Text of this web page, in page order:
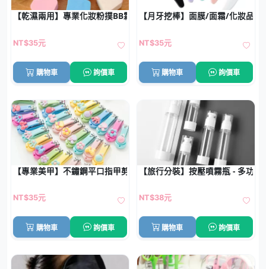
【乾濕兩用】專業化妝粉撲BB霜海綿 - 盒裝柔軟細膩粉撲
NT$35元
購物車 詢價車
【月牙挖棒】面膜/面霜/化妝品
NT$35元
購物車 詢價車
【專業美甲】不鏽鋼平口指甲剪 - 可愛造型修甲工具
NT$35元
購物車 詢價車
【旅行分裝】按壓噴霧瓶 - 多功
NT$38元
購物車 詢價車